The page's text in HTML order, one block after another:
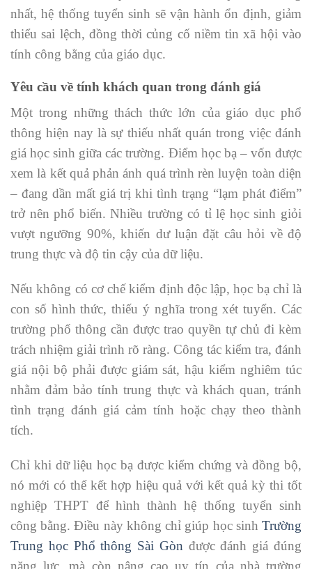
nhất, hệ thống tuyển sinh sẽ vận hành ổn định, giảm
thiểu sai lệch, đồng thời củng cố niềm tin xã hội vào
tính công bằng của giáo dục.
Yêu cầu về tính khách quan trong đánh giá
Một trong những thách thức lớn của giáo dục phổ
thông hiện nay là sự thiếu nhất quán trong việc đánh
giá học sinh giữa các trường. Điểm học bạ – vốn được
xem là kết quả phản ánh quá trình rèn luyện toàn diện
– đang dần mất giá trị khi tình trạng “lạm phát điểm”
trở nên phổ biến. Nhiều trường có tỉ lệ học sinh giỏi
vượt ngưỡng 90%, khiến dư luận đặt câu hỏi về độ
trung thực và độ tin cậy của dữ liệu.
Nếu không có cơ chế kiểm định độc lập, học bạ chỉ là
con số hình thức, thiếu ý nghĩa trong xét tuyển. Các
trường phổ thông cần được trao quyền tự chủ đi kèm
trách nhiệm giải trình rõ ràng. Công tác kiểm tra, đánh
giá nội bộ phải được giám sát, hậu kiểm nghiêm túc
nhằm đảm bảo tính trung thực và khách quan, tránh
tình trạng đánh giá cảm tính hoặc chạy theo thành
tích.
Chỉ khi dữ liệu học bạ được kiểm chứng và đồng bộ,
nó mới có thể kết hợp hiệu quả với kết quả kỳ thi tốt
nghiệp THPT để hình thành hệ thống tuyển sinh
công bằng. Điều này không chỉ giúp học sinh Trường
Trung học Phổ thông Sài Gòn được đánh giá đúng
năng lực, mà còn nâng cao uy tín của nhà trường